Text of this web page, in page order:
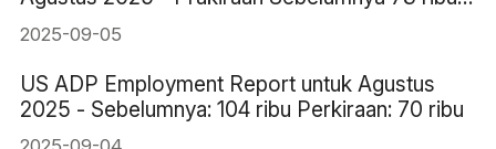
78 ribu
2025-09-05
US ADP Employment Report untuk Agustus
2025 - Sebelumnya: 104 ribu Perkiraan: 70 ribu